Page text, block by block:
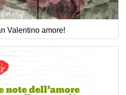
Valentino amore!